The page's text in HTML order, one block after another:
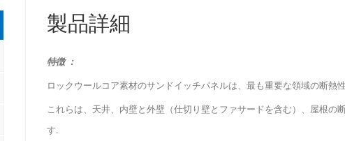
製品詳細
特徴 ：
ロックウールコア素材のサンドイッチパネルは、最も重要な領域の断熱
これらは、天井、内壁と外壁（仕切り壁とファサードを含む）、屋根
す.